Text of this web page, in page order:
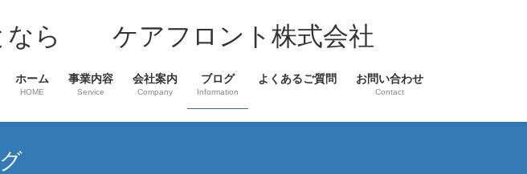
なら ケアフロント株式会社
ホーム
HOME
事業内容
Service
会社案内
Company
ブログ
Information
よくあるご質問 お問い合わせ
Contact